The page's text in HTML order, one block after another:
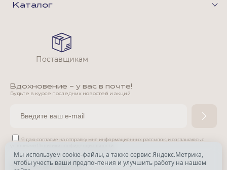
Каталог
Вдохновение - у вас в почте!
Будьте в курсе последних новостей и акций
Я даю согласие на отправку мне информационных рассылок, и соглашаюсь с
*
Поставщикам
Мы используем cookie-файлы, а также сервис Яндекс.Метрика,
чтобы учесть ваши предпочтения и улучшить работу на нашем